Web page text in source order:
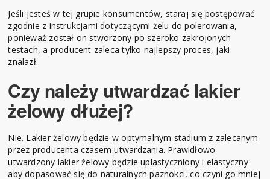
Jeśli jesteś w tej grupie konsumentów, staraj się postępować
zgodnie z instrukcjami dotyczącymi żelu do polerowania,
ponieważ został on stworzony po szeroko zakrojonych
testach, a producent zaleca tylko najlepszy proces, jaki
znalazł.
Czy należy utwardzać lakier
żelowy dłużej?
Nie. Lakier żelowy będzie w optymalnym stadium z zalecanym
przez producenta czasem utwardzania. Prawidłowo
utwardzony lakier żelowy będzie uplastyczniony i elastyczny
aby dopasować się do naturalnych paznokci, co czyni go mniej